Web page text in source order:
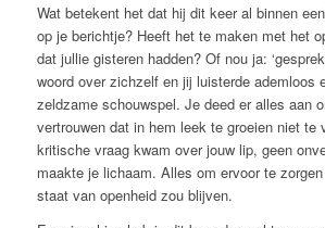
Wat betekent het dat hij dit keer al binnen
op je berichtje? Heeft het te maken met het
dat jullie gisteren hadden? Of nou ja:
woord over zichzelf en jij luisterde ademloos
zeldzame schouwspel. Je deed er alles aan
vertrouwen dat in hem leek te groeien niet te
kritische vraag kwam over jouw lip, geen
maakte je lichaam. Alles om ervoor te
staat van openheid zou blijven.